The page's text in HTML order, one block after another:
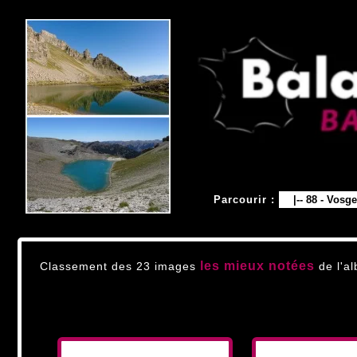
Parcourir :
Classement des 23 images les mieux notées de